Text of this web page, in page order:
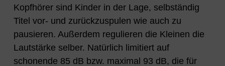
Kopfhörer sind Kinder in der Lage, selbständig
Titel vor- und zurückzuspulen wie auch zu
pausieren. Außerdem regulieren die Kleinen die
Lautstärke selber. Natürlich limitiert auf
schonende 85 dB bzw. maximal 93 dB, die für